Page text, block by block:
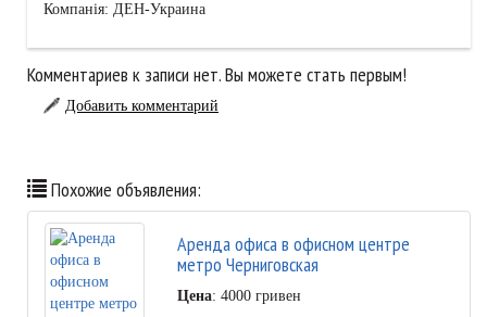
Компанія: ДЕН-Украина
Комментариев к записи нет. Вы можете стать первым!
Добавить комментарий
Похожие объявления:
Аренда офиса в офисном центре
метро Черниговская
Цена: 4000 гривен